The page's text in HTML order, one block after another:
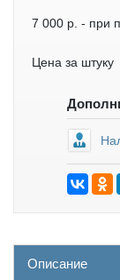
7 000 р. - при
Цена за штуку
Описание